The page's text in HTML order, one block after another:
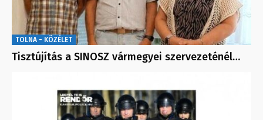
TOLNA - KÖZÉLET
Tisztújítás a SINOSZ vármegyei szervezeténél…